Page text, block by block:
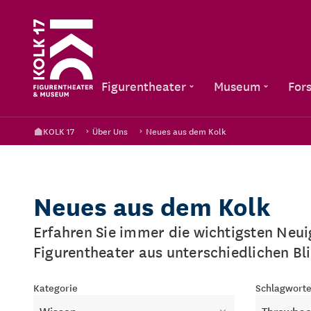
Figurentheater Museum
KOLK 17 Über Uns Neues aus dem Kolk
Neues aus dem Kolk
Erfahren Sie immer die wichtigsten
Figurentheater aus unterschiedlichen
Kategorie Schlagworte